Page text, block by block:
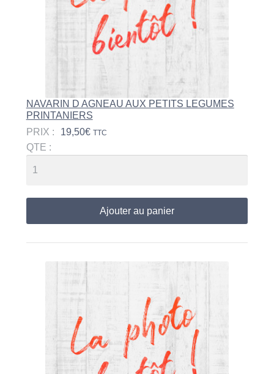
NAVARIN D AGNEAU AUX PETITS LEGUMES
PRINTANIERS
PRIX :
19,50€ TTC
QTE :
Ajouter au panier